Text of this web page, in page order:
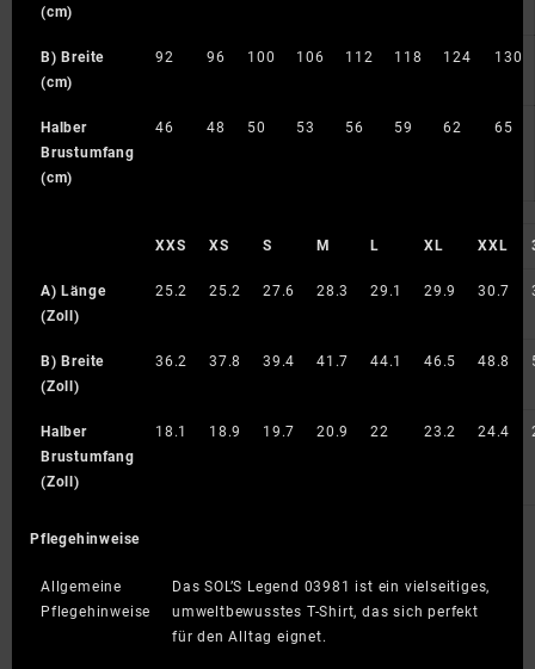
(cm)
B) Breite
(cm)
92 96 100 106 112 118 124 130
Halber
Brustumfang
(cm)
46 48 50 53 56 59 62 65
XXS XS S M L XL XXL
A) Länge
(Zoll)
25.2 25.2 27.6 28.3 29.1 29.9 30.7
B) Breite
(Zoll)
36.2 37.8 39.4 41.7 44.1 46.5 48.8
Halber
Brustumfang
(Zoll)
18.1 18.9 19.7 20.9 22 23.2 24.4
Pflegehinweise
Allgemeine
Pflegehinweise
Das SOL’S Legend 03981 ist ein vielseitiges,
umweltbewusstes T-Shirt, das sich perfekt
für den Alltag eignet.